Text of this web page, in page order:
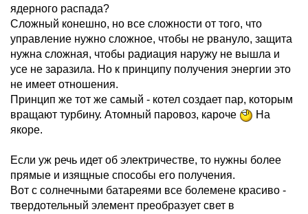
ядерного распада?
Сложный конешно, но все сложности от того, что
управление нужно сложное, чтобы не рвануло, защита
нужна сложная, чтобы радиация наружу не вышла и
усе не заразила. Но к принципу получения энергии это
не имеет отношения.
Принцип же тот же самый - котел создает пар, которым
вращают турбину. Атомный паровоз, кароче
На
якоре.
Если уж речь идет об электричестве, то нужны более
прямые и изящные способы его получения.
Вот с солнечными батареями все болемене красиво -
твердотельный элемент преобразует свет в